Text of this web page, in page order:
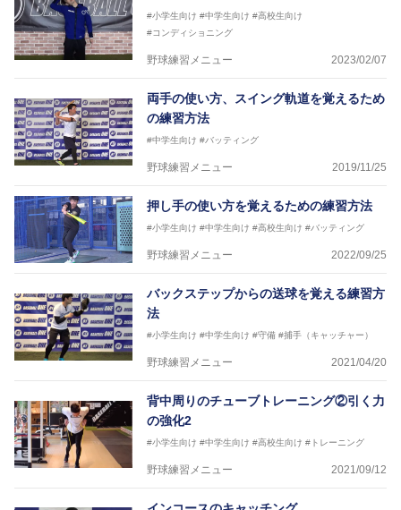
#小学生向け #中学生向け #高校生向け
#コンディショニング
野球練習メニュー 2023/02/07
両手の使い方、スイング軌道を覚えるため
の練習方法
#中学生向け #バッティング
野球練習メニュー 2019/11/25
押し手の使い方を覚えるための練習方法
#小学生向け #中学生向け #高校生向け #バッティング
野球練習メニュー 2022/09/25
バックステップからの送球を覚える練習方
法
#小学生向け #中学生向け #守備 #捕手（キャッチャー）
野球練習メニュー 2021/04/20
背中周りのチューブトレーニング②引く力
の強化2
#小学生向け #中学生向け #高校生向け #トレーニング
野球練習メニュー 2021/09/12